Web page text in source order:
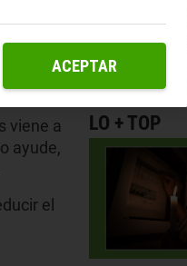
viene a
ayude,
el
LO + TOP
ACEPTAR